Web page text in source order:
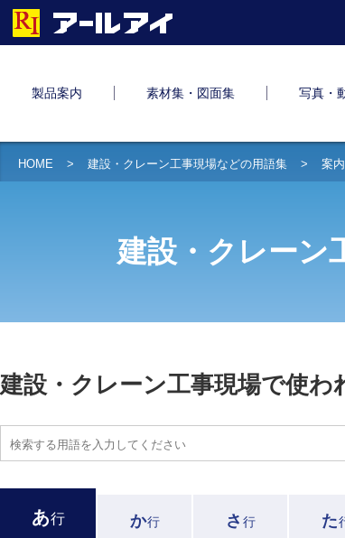
製品案内 素材集・図面集 写真・
HOME 建設・クレーン工事現場などの用語集 案
建設・クレーン
建設・クレーン工事現場で使わ
あ行 か行 さ 行 た